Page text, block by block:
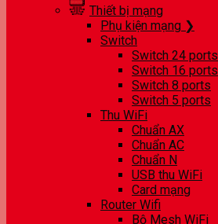
Thiết bị mạng
Phụ kiện mạng ❯
Switch
Switch 24 ports
Switch 16 ports
Switch 8 ports
Switch 5 ports
Thu WiFi
Chuẩn AX
Chuẩn AC
Chuẩn N
USB thu WiFi
Card mạng
Router Wifi
Bộ Mesh WiFi